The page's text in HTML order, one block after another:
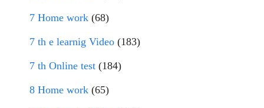
7 Home work (68)
7 th e learnig Video (183)
7 th Online test (184)
8 Home work (65)